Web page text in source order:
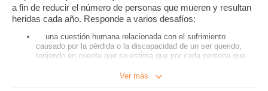
a fin de reducir el número de personas que mueren y resultan
heridas cada año. Responde a varios desafíos:
una cuestión humana relacionada con el sufrimiento
causado por la pérdida o la discapacidad de un ser querido,
teniendo en cuenta que se estima que por cada persona que
una cuestión social vinculada a la desaparición de parte de
Ver más